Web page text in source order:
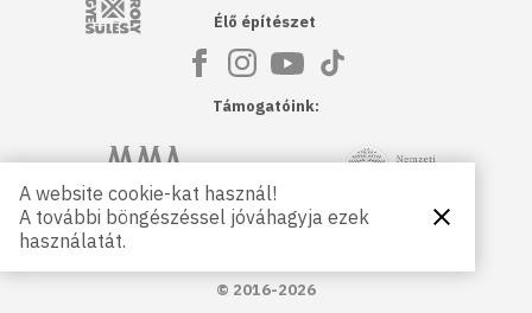
Élő építészet
Támogatóink:
Magyar Művészeti Akadémia NKA
Petőfi Kulturális Ügynökség
© 2016-2026
A website cookie-kat használ!
A további böngészéssel jóváhagyja ezek
használatát.
Bezárás